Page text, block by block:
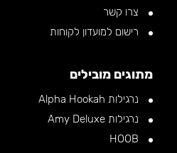
צרו קשר
רישום למועדון לקוחות
מתוגים מובילים
נרגילות Alpha Hookah
נרגילות Amy Deluxe